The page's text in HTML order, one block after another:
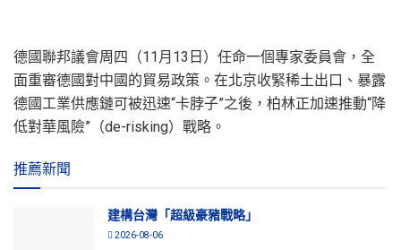
德國聯邦議會周四（11月13日）任命一個專家委員會，全
面重審德國對中國的貿易政策。在北京收緊稀土出口、暴露
德國工業供應鏈可被迅速“卡脖子”之後，柏林正加速推動“降
低對華風險”（de-risking）戰略。
推薦新聞
建構台灣「超級豪豬戰略」
2026-08-06